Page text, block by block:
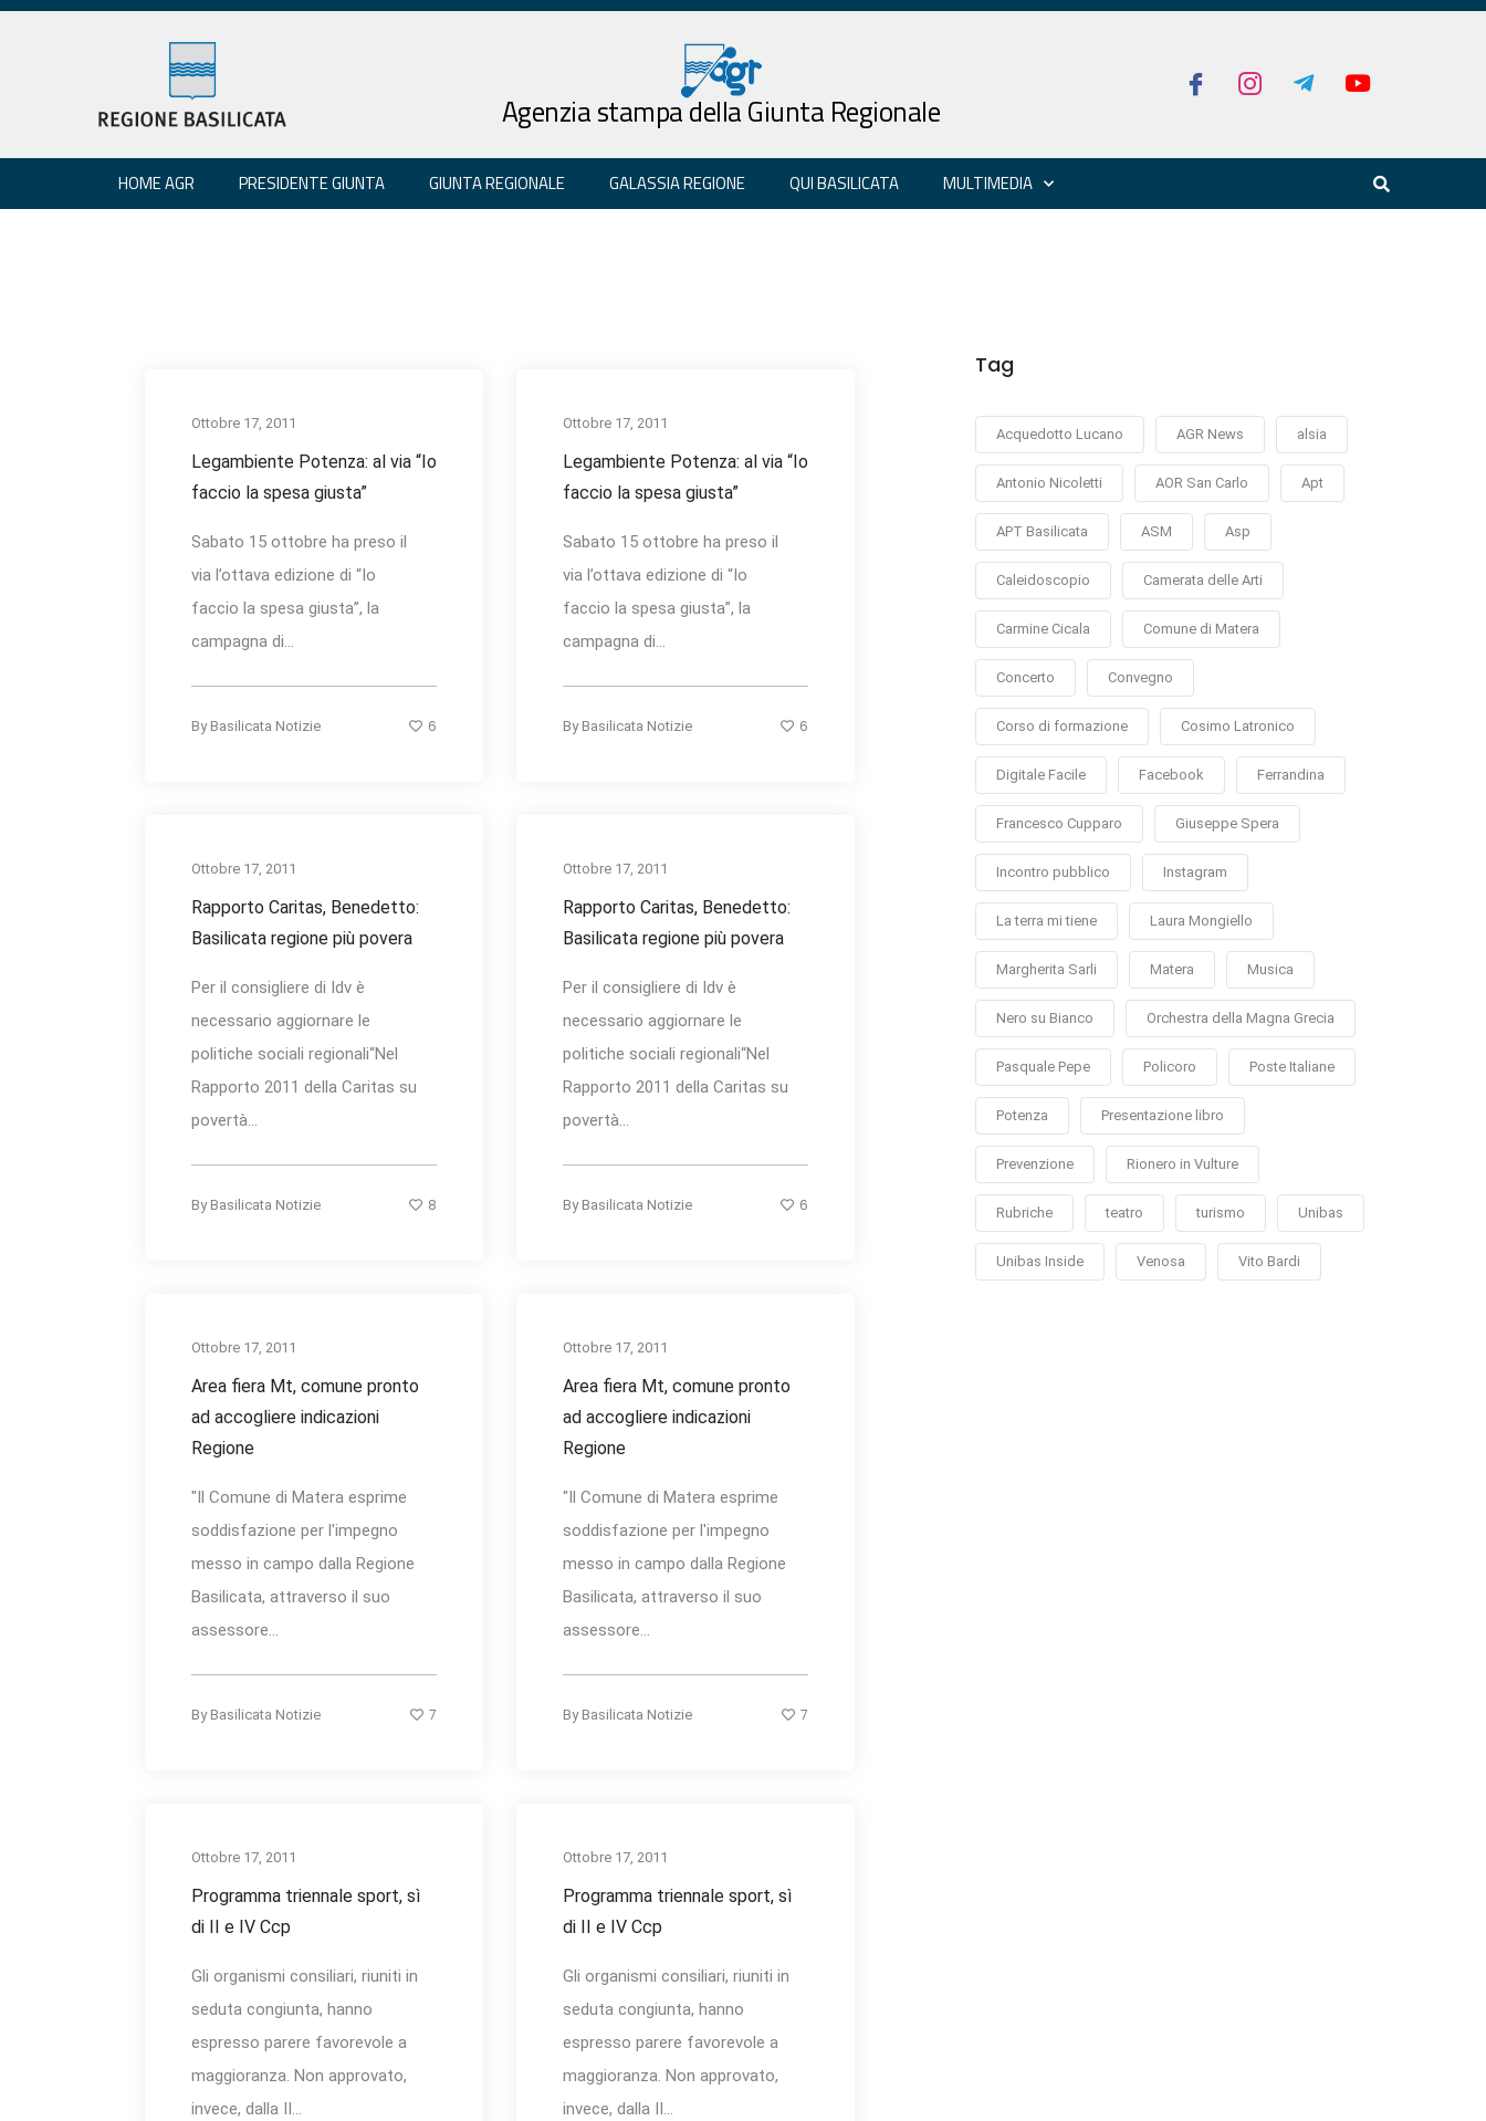
Agenzia stampa della Giunta Regionale
HOME AGR PRESIDENTE GIUNTA GIUNTA REGIONALE GALASSIA REGIONE QUI BASILICATA MULTIMEDIA
Ottobre 17, 2011
Legambiente Potenza: al via “Io
faccio la spesa giusta”
Sabato 15 ottobre ha preso il
via l’ottava edizione di “Io
faccio la spesa giusta”, la
campagna di...
By Basilicata Notizie 6
Ottobre 17, 2011
Legambiente Potenza: al via “Io
faccio la spesa giusta”
Sabato 15 ottobre ha preso il
via l’ottava edizione di “Io
faccio la spesa giusta”, la
campagna di...
By Basilicata Notizie 6
Ottobre 17, 2011
Rapporto Caritas, Benedetto:
Basilicata regione più povera
Per il consigliere di Idv è
necessario aggiornare le
politiche sociali regionali“Nel
Rapporto 2011 della Caritas su
povertà...
By Basilicata Notizie 8
Ottobre 17, 2011
Rapporto Caritas, Benedetto:
Basilicata regione più povera
Per il consigliere di Idv è
necessario aggiornare le
politiche sociali regionali“Nel
Rapporto 2011 della Caritas su
povertà...
By Basilicata Notizie 6
Ottobre 17, 2011
Area fiera Mt, comune pronto
ad accogliere indicazioni
Regione
"Il Comune di Matera esprime
soddisfazione per l'impegno
messo in campo dalla Regione
Basilicata, attraverso il suo
assessore...
By Basilicata Notizie 7
Ottobre 17, 2011
Area fiera Mt, comune pronto
ad accogliere indicazioni
Regione
"Il Comune di Matera esprime
soddisfazione per l'impegno
messo in campo dalla Regione
Basilicata, attraverso il suo
assessore...
By Basilicata Notizie 7
Ottobre 17, 2011
Programma triennale sport, sì
di II e IV Ccp
Gli organismi consiliari, riuniti in
seduta congiunta, hanno
espresso parere favorevole a
maggioranza. Non approvato,
invece, dalla II...
Ottobre 17, 2011
Programma triennale sport, sì
di II e IV Ccp
Gli organismi consiliari, riuniti in
seduta congiunta, hanno
espresso parere favorevole a
maggioranza. Non approvato,
invece, dalla II...
Tag
Acquedotto Lucano AGR News alsia
Antonio Nicoletti AOR San Carlo Apt
APT Basilicata ASM Asp
Caleidoscopio Camerata delle Arti
Carmine Cicala Comune di Matera
Concerto Convegno
Corso di formazione Cosimo Latronico
Digitale Facile Facebook Ferrandina
Francesco Cupparo Giuseppe Spera
Incontro pubblico Instagram
La terra mi tiene Laura Mongiello
Margherita Sarli Matera Musica
Nero su Bianco Orchestra della Magna Grecia
Pasquale Pepe Policoro Poste Italiane
Potenza Presentazione libro
Prevenzione Rionero in Vulture
Rubriche teatro turismo Unibas
Unibas Inside Venosa Vito Bardi